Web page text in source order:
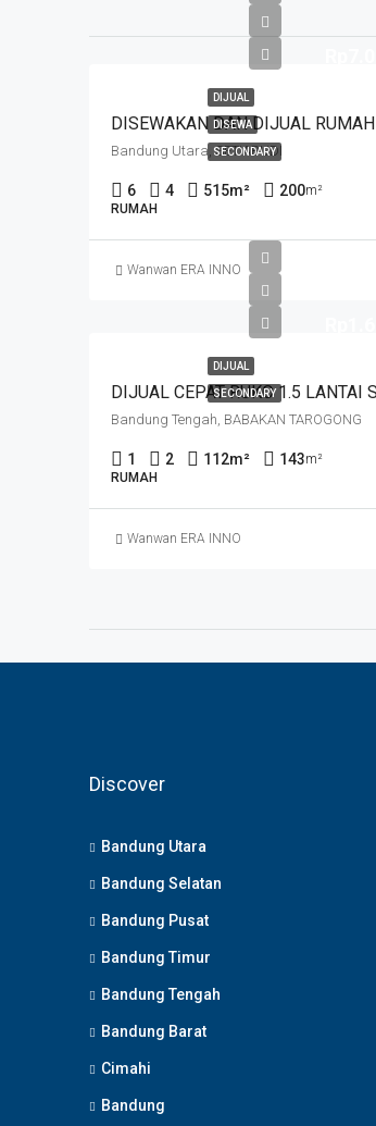
DIJUAL
DISEWA
SECONDARY
Bandung Utara, SETIABUDI
6 4 515m² 200m²
RUMAH
Wanwan ERA INNO
DIJUAL
SECONDARY
Bandung Tengah, BABAKAN TAROGONG
1 2 112m² 143m²
RUMAH
Wanwan ERA INNO
Discover
Bandung Utara
Bandung Selatan
Bandung Pusat
Bandung Timur
Bandung Tengah
Bandung Barat
Cimahi
Bandung